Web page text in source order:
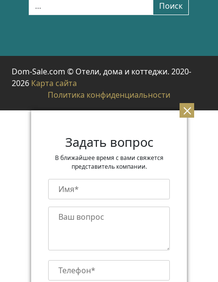
Поиск
Dom-Sale.com © Отели, дома и коттеджи. 2020-
2026 Карта сайта
Политика конфиденциальности
Задать вопрос
В ближайшее время с вами свяжется
представитель компании.